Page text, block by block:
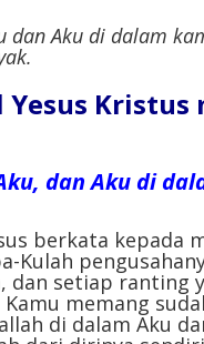
dan Aku di dalam
Yesus
dan Aku di
berkata kepada
Kulah
setiap ranting
memang
di dalam Aku